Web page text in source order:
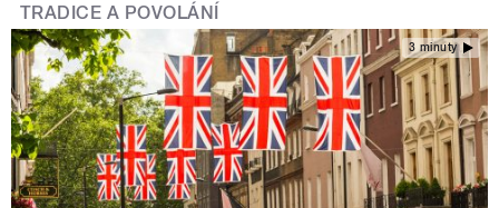
TRADICE A POVOLÁNÍ
3 minuty